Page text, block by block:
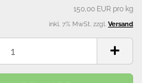
150,00 EUR pro kg
inkl. 7% MwSt. zzgl. Versand